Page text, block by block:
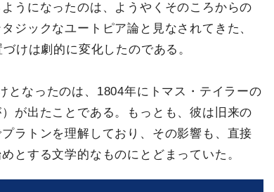
うになったのは、ようやくそのころからの
ジックなユートピア論と見なされてきた、
けは劇的に変化したのである。
となったのは、1804年にトマス・テイラーの
が出たことである。もっとも、彼は旧来の
ラトンを理解しており、その影響も、直接
とする文学的なものにとどまっていた。